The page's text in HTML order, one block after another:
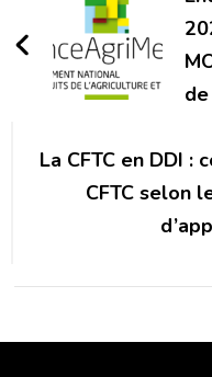
de
La CFTC en DDI :
CFTC selon